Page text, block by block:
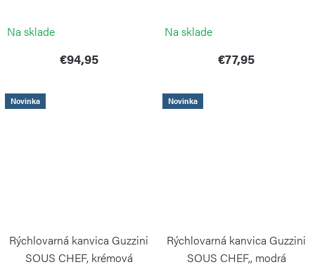
Na sklade
€94,95
Na sklade
€77,95
Novinka
Rýchlovarná kanvica Guzzini
SOUS CHEF, krémová
Novinka
Rýchlovarná kanvica Guzzini
SOUS CHEF,, modrá